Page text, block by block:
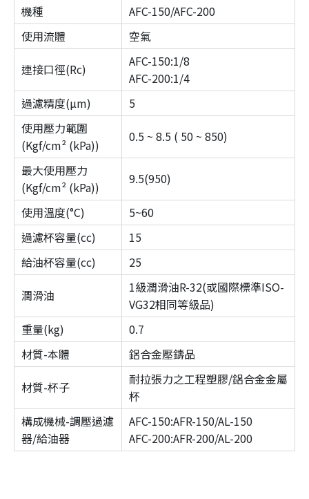
機種
AFC-150/AFC-200
使用流體
空氣
連接口徑(Rc)
AFC-150:1/8
AFC-200:1/4
過濾精度(µm)
5
使用壓力範圍
(Kgf/cm² (kPa))
0.5 ~ 8.5 ( 50 ~ 850)
最大使用壓力
(Kgf/cm² (kPa))
9.5(950)
使用溫度(°C)
5~60
過濾杯容量(cc)
15
給油杯容量(cc)
25
潤滑油
1級潤滑油R-32(或國際標準ISO-
VG32相同等級品)
重量(kg)
0.7
材質-本體
鋁合金壓鑄品
材質-杯子
耐拉張力之工程塑膠/鋁合金金屬
杯
構成機械-調壓過濾
器/給油器
AFC-150:AFR-150/AL-150
AFC-200:AFR-200/AL-200